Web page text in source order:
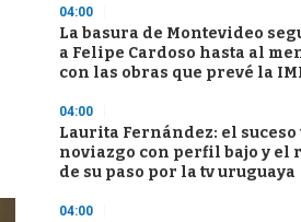
04:00
La basura de Montevideo
a Felipe Cardoso hasta al
con las obras que prevé la
04:00
Laurita Fernández: el
noviazgo con perfil bajo y el
de su paso por la tv uruguaya
04:00